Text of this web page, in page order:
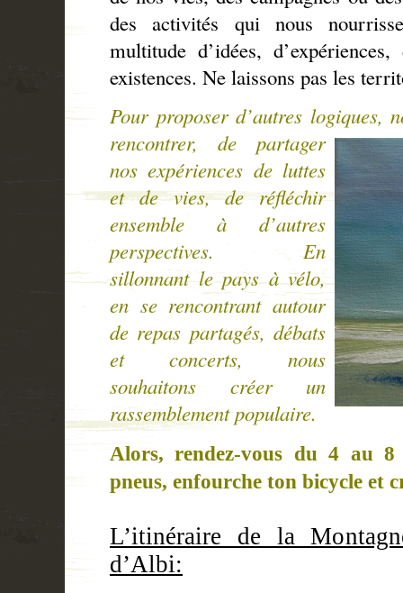
des activités qui nous
multitude d’idées,
existences. Ne laissons pas les
Pour proposer d’autres logiques,
rencontrer, de partager
nos expériences de luttes
et de vies, de réfléchir
ensemble à d’autres
perspectives. En
sillonnant le pays à vélo,
en se rencontrant autour
de repas partagés, débats
et concerts, nous
souhaitons créer un
rassemblement populaire.
Alors, rendez-vous du 4 au 8
pneus, enfourche ton bicycle et
L’itinéraire de la
d’Albi: